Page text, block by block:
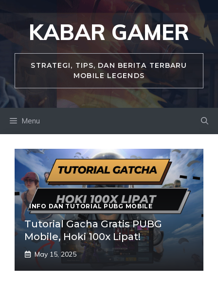
content
KABAR GAMER
STRATEGI, TIPS, DAN BERITA TERBARU
MOBILE LEGENDS
Menu
INFO DAN TUTORIAL PUBG MOBILE
Tutorial Gacha Gratis PUBG
Mobile, Hoki 100x Lipat!
May 15, 2025